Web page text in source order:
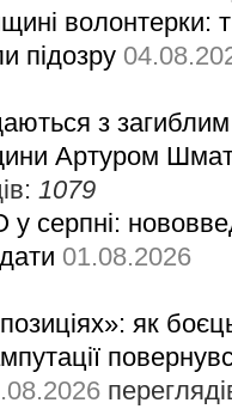
волонтерки:
підозру
з загиблим
Артуром
1079
серпні:
01.08.2026
як